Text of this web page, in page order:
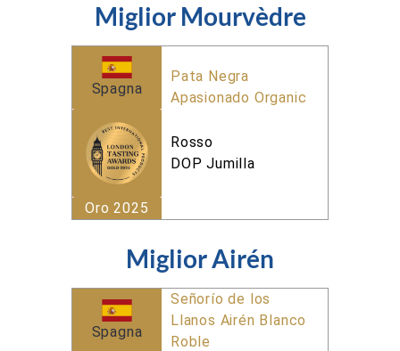
Miglior Mourvèdre
Pata Negra
Apasionado Organic
Oro 2025
Rosso
DOP Jumilla
Spagna
Miglior Airén
Señorío de los
Llanos Airén Blanco
Roble
Spagna